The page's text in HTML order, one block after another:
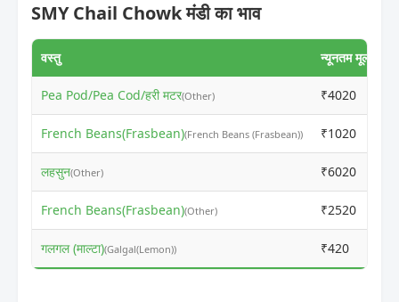
SMY Chail Chowk मंडी का भाव
वस्तु न्यूनतम मूल्य
Pea Pod/Pea Cod/हरी मटर(Other) ₹4020
French Beans(Frasbean)(French Beans (Frasbean)) ₹1020
लहसुन(Other) ₹6020
French Beans(Frasbean)(Other) ₹2520
गलगल (माल्टा)(Galgal(Lemon)) ₹420